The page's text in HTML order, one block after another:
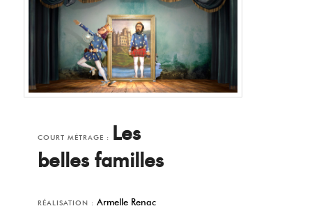
COURT MÉTRAGE :
Les
belles familles
RÉALISATION : Armelle Renac